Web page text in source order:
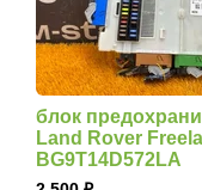
блок
Land Rover
BG9T14D572LA